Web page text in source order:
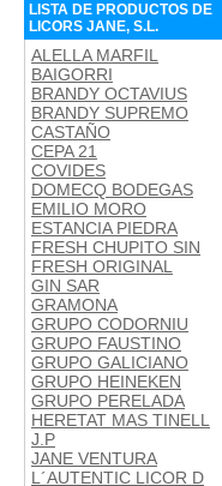
LISTA DE PRODUCTOS DE
LICORS JANE, S.L.
ALELLA MARFIL
BAIGORRI
BRANDY OCTAVIUS
BRANDY SUPREMO
CASTAÑO
CEPA 21
COVIDES
DOMECQ BODEGAS
EMILIO MORO
ESTANCIA PIEDRA
FRESH CHUPITO SIN
FRESH ORIGINAL
GIN SAR
GRAMONA
GRUPO CODORNIU
GRUPO FAUSTINO
GRUPO GALICIANO
GRUPO HEINEKEN
GRUPO PERELADA
HERETAT MAS TINELL
J.P
JANE VENTURA
L´AUTENTIC LICOR D